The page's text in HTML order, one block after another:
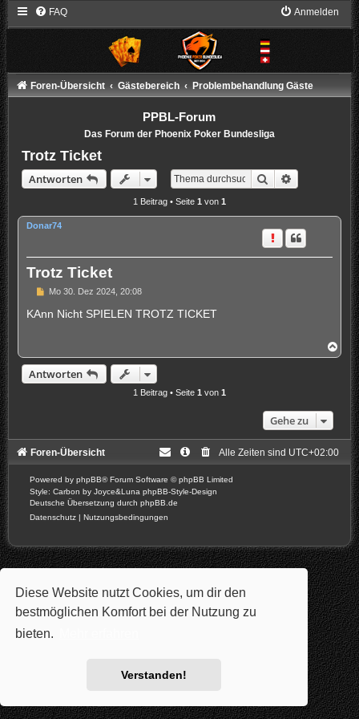
Diese Website nutzt Cookies, um dir den
bestmöglichen Komfort bei der Nutzung zu
bieten.
Verstanden!
FAQ Anmelden
Foren-Übersicht Gästebereich Problembehandlung Gäste
PPBL-Forum
Das Forum der Phoenix Poker Bundesliga
Trotz Ticket
Antworten Suche Erweiterte
1 Beitrag • Seite 1 von 1
Donar74
Trotz Ticket
B
i
Mo 30. Dez 2024, 20:08
KAnn Nicht SPIELEN TROTZ TICKET
a
Antworten
1 Beitrag • Seite 1 von 1
Gehe zu
Foren-Übersicht Alle Zeiten sind UTC+02:00
Powered by phpBB® Forum Software © phpBB Limited
Style: Carbon by Joyce&Luna phpBB-Style-Design
Deutsche Übersetzung durch phpBB.de
Datenschutz | Nutzungsbedingungen